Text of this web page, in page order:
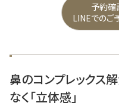
予約確
LINEでのご
鼻のコンプレックス
なく「立体感」